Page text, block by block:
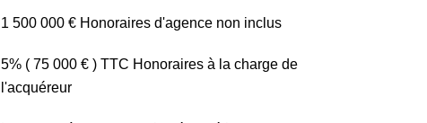
1 500 000 € Honoraires d'agence non inclus
5% ( 75 000 € ) TTC Honoraires à la charge de
l'acquéreur